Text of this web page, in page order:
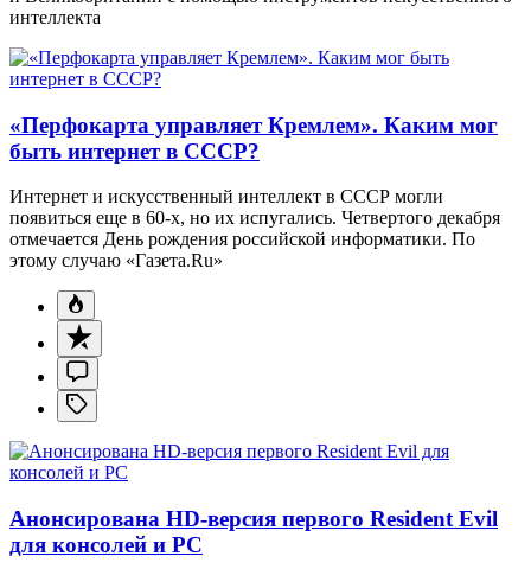
интеллекта
«Перфокарта управляет Кремлем». Каким мог
быть интернет в СССР?
Интернет и искусственный интеллект в СССР могли
появиться еще в 60-х, но их испугались. Четвертого декабря
отмечается День рождения российской информатики. По
этому случаю «Газета.Ru»
Анонсирована HD-версия первого Resident Evil
для консолей и PC